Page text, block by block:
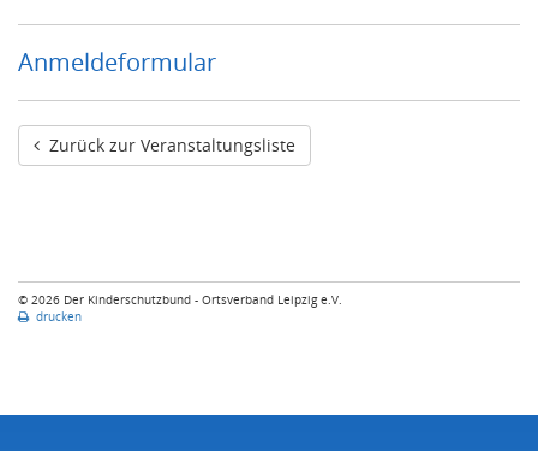
Anmeldeformular
Zurück zur Veranstaltungsliste
© 2026 Der Kinderschutzbund - Ortsverband Leipzig e.V.
drucken